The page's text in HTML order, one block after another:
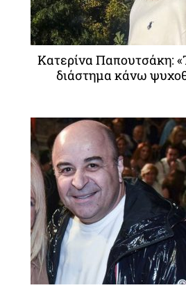
Κατερίνα Παπουτσάκη:
διάστημα κάνω